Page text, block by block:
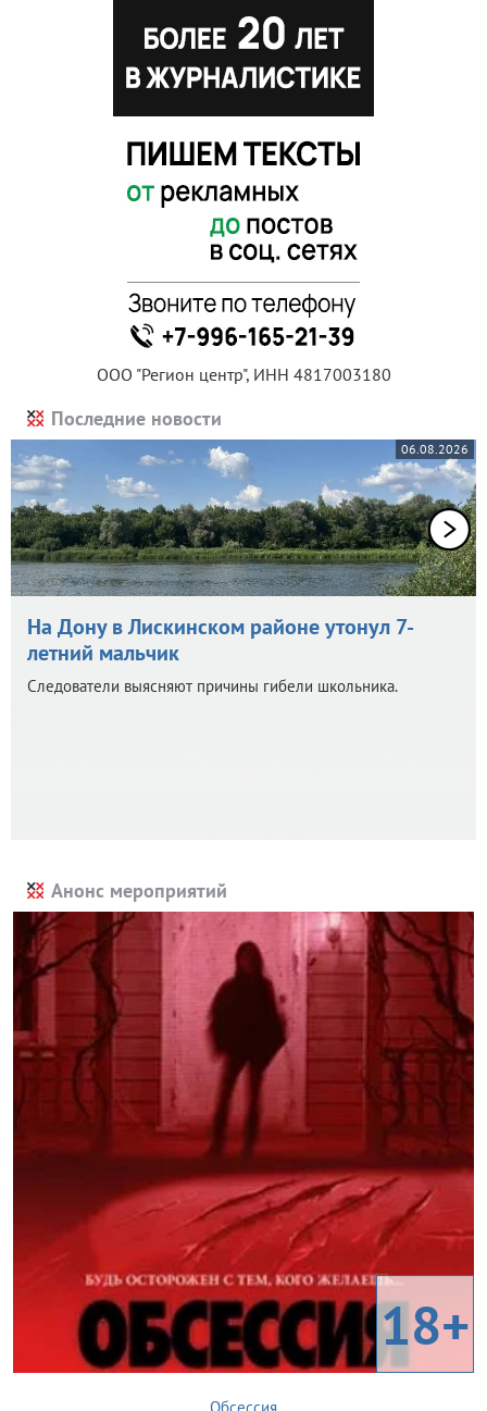
ООО "Регион центр", ИНН 4817003180
Последние новости
06.08.2026
На Дону в Лискинском районе утонул 7-
летний мальчик
Следователи выясняют причины гибели школьника.
Анонс мероприятий
18+
Обсессия